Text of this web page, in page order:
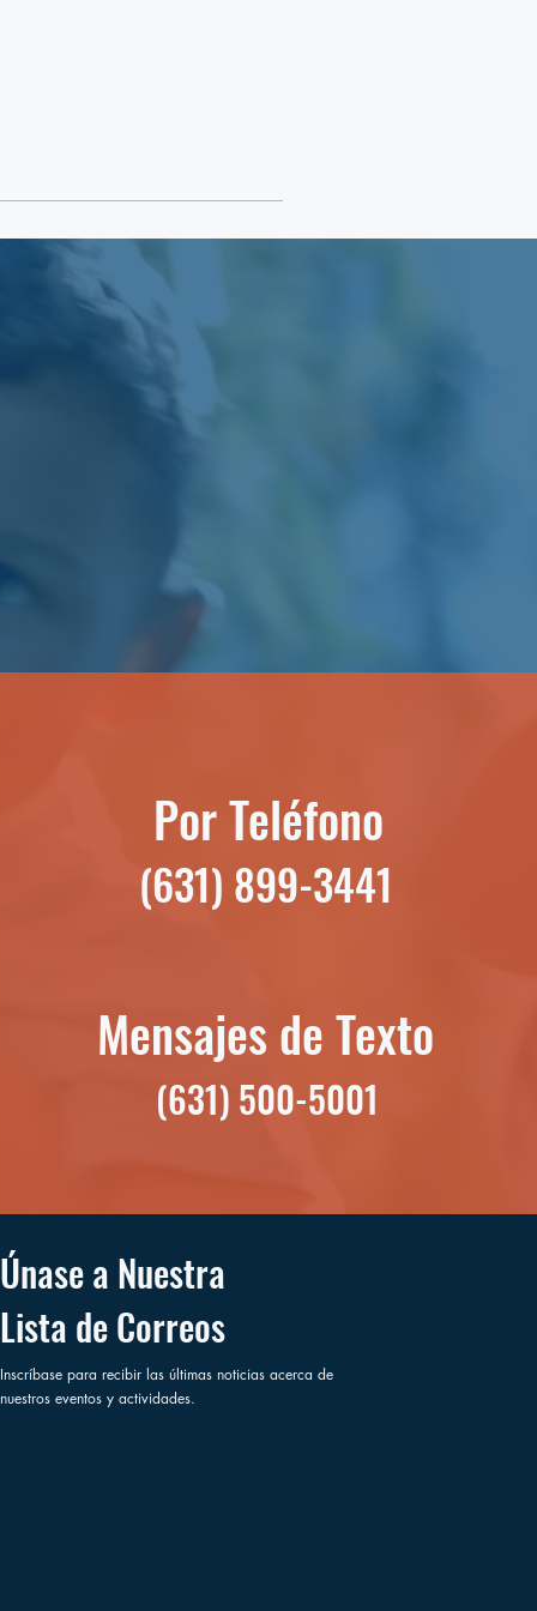
Por Teléfono
(631) 899-3441
Mensajes de Texto
(631) 500-5001
Únase a Nuestra
Lista de Correos
Inscríbase para recibir las últimas noticias acerca de
nuestros eventos y actividades.